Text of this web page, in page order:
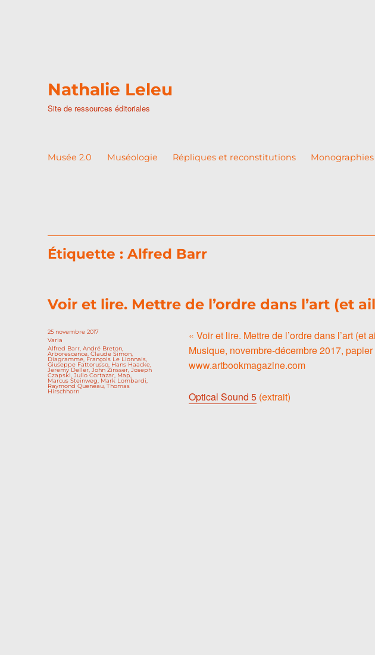
Nathalie Leleu
Site de ressources éditoriales
Musée 2.0 Muséologie Répliques et reconstitutions Monographies
Étiquette :Alfred Barr
Voir et lire. Mettre de l’ordre dans l’art (et
« Voir et lire. Mettre de l’ordre dans l’art (et
Musique, novembre-décembre 2017,
www.artbookmagazine.com
Optical Sound 5(extrait)
Publié
25 novembre 2017
Catégories
Varia
Étiquettes
Alfred Barr ,André Breton
Arborescence ,Claude Simon
Diagramme François Le Lionnais
Giuseppe Fattorusso Hans Haacke
Jeremy Deller ,John Zinsser ,Joseph
Czapski ,Julio Cortazar Map
Marcus Steinweg
Mark Lombardi
Raymond Queneau ,Thomas
Hirschhorn